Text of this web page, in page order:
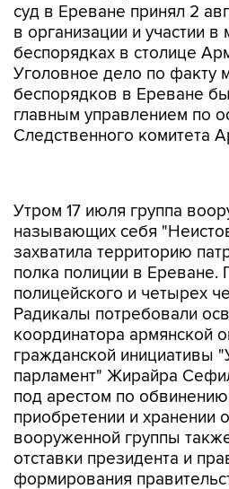
суд в Ереване принял 2
в организации и участии в
беспорядках в столице
Уголовное дело по факту
беспорядков в Ереване
главным управлением по
Следственного комитета
захватила территорию
полка полиции в Ереване.
полицейского и четырех
Радикалы потребовали
координатора армянской
гражданской инициативы
парламент" Жирайра
под арестом по
приобретении и хранении
вооруженной группы
отставки президента и
формирования
Вечером 31 июля они